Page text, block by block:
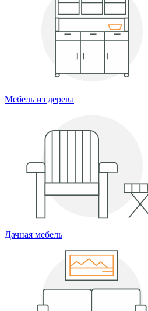
Мебель из дерева
Дачная мебель